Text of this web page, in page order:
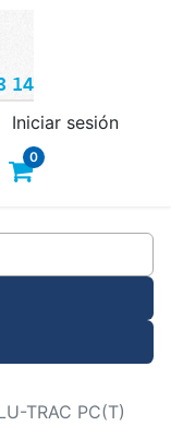
14
0
Iniciar sesión
TRAC PC(T)